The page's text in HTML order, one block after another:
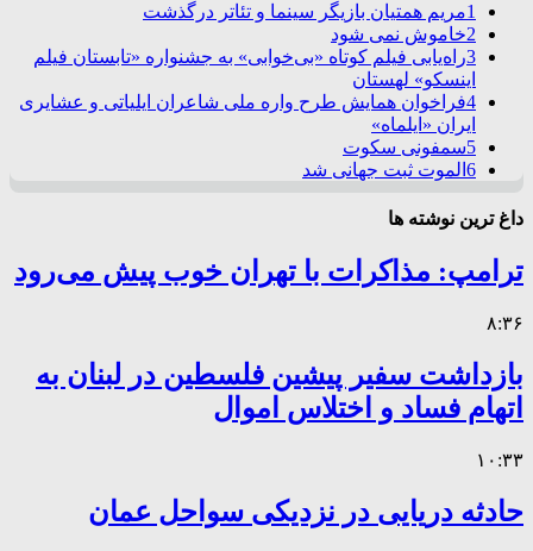
1مریم همتیان بازیگر سینما و تئاتر درگذشت
2خاموش نمی شود
3راه‌یابی فیلم کوتاه «بی‌خوابی» به جشنواره «تابستان فیلم
اینسکو» لهستان
4فراخوان همایش طرح واره ملی شاعران ایلیاتی و عشایری
ایران «ایلماه»
5سمفونی سکوت
6 الموت ثبت جهانی شد
داغ ترین نوشته ها
ترامپ: مذاکرات با تهران خوب پیش می‌رود
۸:۳۶
بازداشت سفیر پیشین فلسطین در لبنان به
اتهام فساد و اختلاس اموال
۱۰:۳۳
حادثه دریایی در نزدیکی سواحل عمان